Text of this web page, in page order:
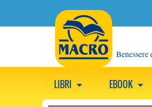
Benessere
LIBRI EBOOK